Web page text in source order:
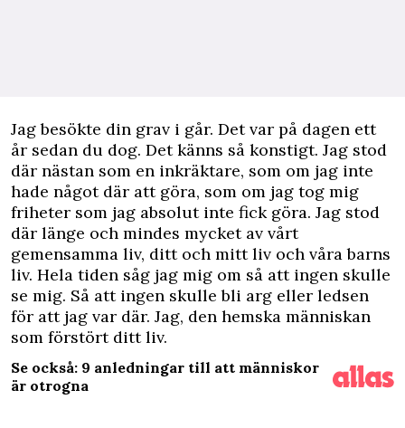
Jag besökte din grav i går. Det var på dagen ett
år sedan du dog. Det känns så konstigt. Jag stod
där nästan som en inkräktare, som om jag inte
hade något där att göra, som om jag tog mig
friheter som jag absolut inte fick göra. Jag stod
där länge och mindes mycket av vårt
gemensamma liv, ditt och mitt liv och våra barns
liv. Hela tiden såg jag mig om så att ingen skulle
se mig. Så att ingen skulle bli arg eller ledsen
för att jag var där. Jag, den hemska människan
som förstört ditt liv.
Se också: 9 anledningar till att människor
är otrogna